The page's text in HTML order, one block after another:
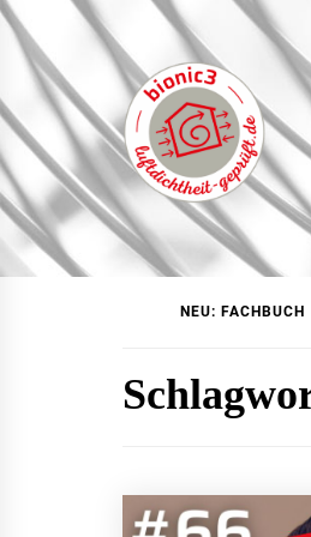
Skip
content
NEU: FACHBUCH